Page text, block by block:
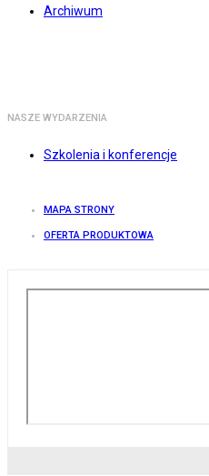
Archiwum
NASZE WYDARZENIA
Szkolenia i konferencje
MAPA STRONY
OFERTA PRODUKTOWA